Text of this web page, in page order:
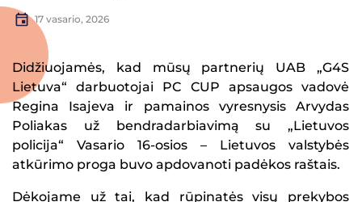
17 vasario, 2026
Didžiuojamės, kad mūsų partnerių UAB „G4S
Lietuva“ darbuotojai PC CUP apsaugos vadovė
Regina Isajeva ir pamainos vyresnysis Arvydas
Poliakas už bendradarbiavimą su „Lietuvos
policija“ Vasario 16-osios – Lietuvos valstybės
atkūrimo proga buvo apdovanoti padėkos raštais.
Dėkojame už tai, kad rūpinatės visų prekybos